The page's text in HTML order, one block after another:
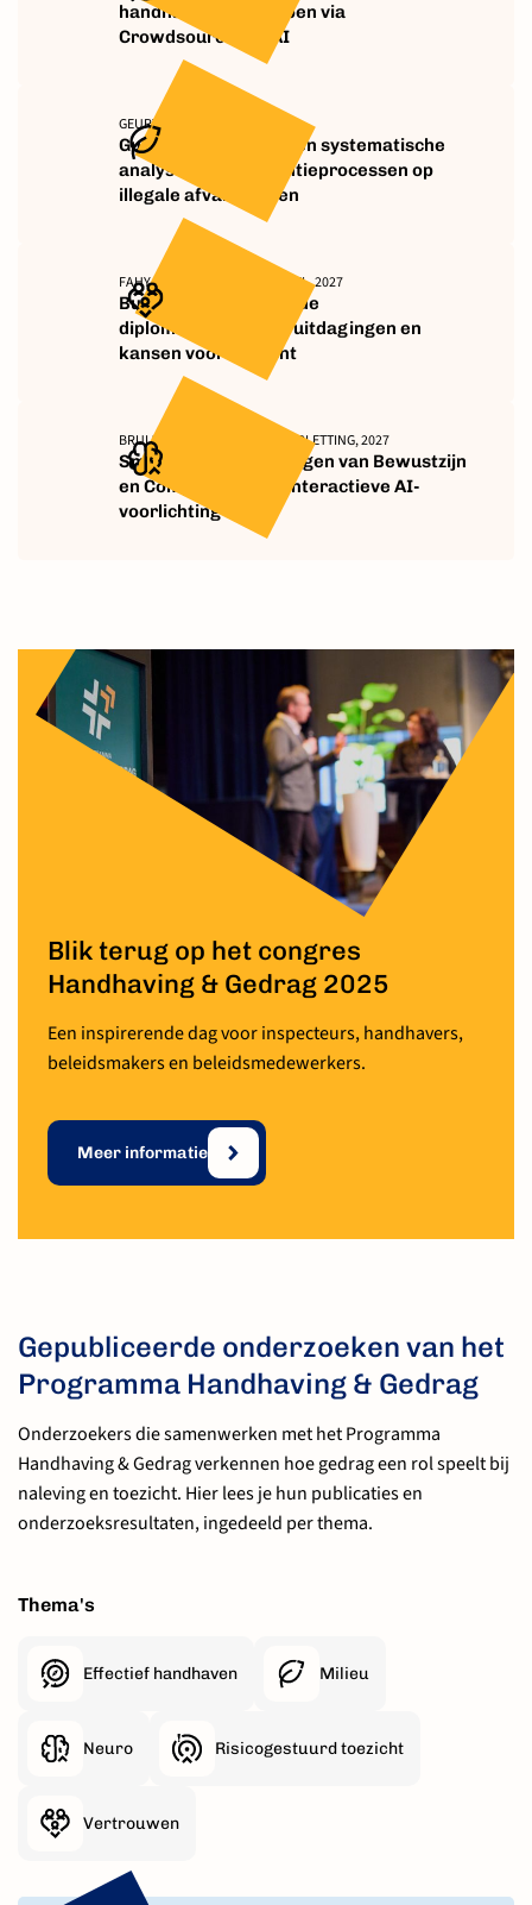
handhaving ontwerpen via
Crowdsourcing & AI
GEURTJENS, GIARDI, 2027
Guardian scripting: Een systematische
analyse van interventieprocessen op
illegale afvalstromen
FAHY, SCHILLEMANS, BRUMMEL, 2027
Burgerconsultatie in de
diplomademocratie: uitdagingen en
kansen voor toezicht
BRUIJNES, WEAVER-STEVENS, PLETTING, 2027
Smart Carrots: Verhogen van Bewustzijn
en Compliance met Interactieve AI-
voorlichting
Blik terug op het congres
Handhaving & Gedrag 2025
Een inspirerende dag voor inspecteurs, handhavers,
beleidsmakers en beleidsmedewerkers.
Meer informatie
Gepubliceerde onderzoeken van het
Programma Handhaving & Gedrag
Onderzoekers die samenwerken met het Programma
Handhaving & Gedrag verkennen hoe gedrag een rol speelt bij
naleving en toezicht. Hier lees je hun publicaties en
onderzoeksresultaten, ingedeeld per thema.
Thema's
Effectief handhaven Milieu
Neuro Risicogestuurd toezicht
Vertrouwen